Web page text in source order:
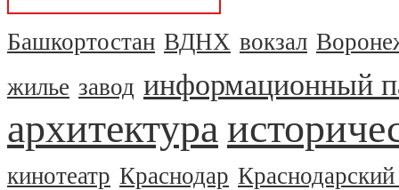
Башкортостан ВДНХ вокзал
жилье завод информационный
архитектура
кинотеатр Краснодар